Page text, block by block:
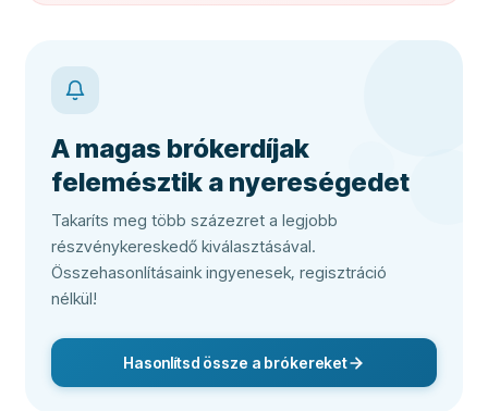
A magas brókerdíjak
felemésztik a nyereségedet
Takaríts meg több százezret a legjobb
részvénykereskedő kiválasztásával.
Összehasonlításaink ingyenesek, regisztráció
nélkül!
Hasonlítsd össze a brókereket